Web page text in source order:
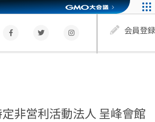
会員登録
非営利活動法人 呈峰會